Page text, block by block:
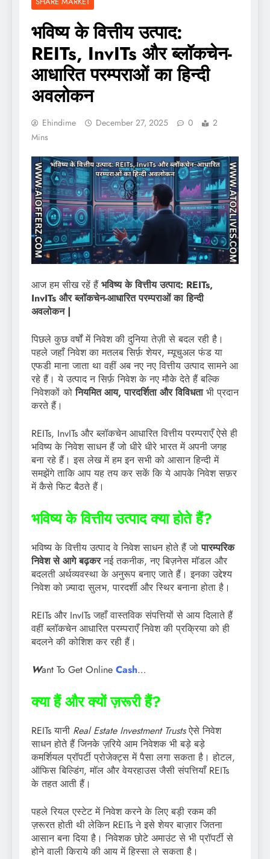
भविष्य के वित्तीय उत्पाद:
REITs, InvITs और ब्लॉकचेन-
आधारित परम्पराओं का हिन्दी
अवलोकन
Ehindime December 27, 2025 0
2
Mins
आज हम सीख रहें हैंभविष्य के वित्तीय उत्पाद: REITs,
InvITs और ब्लॉकचेन-आधारित परम्पराओं का हिन्दी
अवलोकन |
पिछले कुछ वर्षों में निवेश की दुनिया तेज़ी से बदल रही है।
पहले जहाँ निवेश का मतलब सिर्फ़ शेयर, म्यूचुअल फंड या
एफडी माना जाता था वहीं अब नए नए वित्तीय उत्पाद सामने आ
रहे हैं। ये उत्पाद न सिर्फ़ निवेश के नए मौके देते हैं बल्कि
निवेशकों कोनियमित आय, पारदर्शिता और विविधताभी प्रदान
करते हैं।
REITs, InvITs और ब्लॉकचेन आधारित वित्तीय परम्पराएँ ऐसे ही
भविष्य के निवेश साधन हैं जो धीरे धीरे भारत में अपनी जगह
बना रहे हैं। इस लेख में हम इन सभी को आसान हिन्दी में
समझेंगे ताकि आप यह तय कर सकें कि ये आपके निवेश सफ़र
में कैसे फिट बैठते हैं।
भविष्य के वित्तीय उत्पाद क्या होते हैं?
भविष्य के वित्तीय उत्पाद वे निवेश साधन होते हैं जोपारम्परिक
निवेश से आगे बढ़करनई तकनीक, नए बिज़नेस मॉडल और
बदलती अर्थव्यवस्था के अनुरूप बनाए जाते हैं। इनका उद्देश्य
निवेश को ज़्यादा सुलभ, पारदर्शी और स्थिर बनाना होता है।
REITs और InvITs जहाँ वास्तविक संपत्तियों से आय दिलाते हैं
वहीं ब्लॉकचेन आधारित परम्पराएँ निवेश की प्रक्रिया को ही
बदलने की कोशिश कर रही हैं।
Want To Get Online Cash…
क्या हैं और क्यों ज़रूरी हैं?
REITs यानी Real Estate Investment Trustsऐसे निवेश
साधन होते हैं जिनके ज़रिये आम निवेशक भी बड़े बड़े
कमर्शियल प्रॉपर्टी प्रोजेक्ट्स में पैसा लगा सकता है। होटल,
ऑफिस बिल्डिंग, मॉल और वेयरहाउस जैसी संपत्तियाँ REITs
के तहत आती हैं।
पहले रियल एस्टेट में निवेश करने के लिए बड़ी रकम की
ज़रूरत होती थी लेकिन REITs ने इसे शेयर बाज़ार जितना
आसान बना दिया है। निवेशक छोटे अमाउंट से भी प्रॉपर्टी से
होने वाली किराये की आय में हिस्सा ले सकता है।